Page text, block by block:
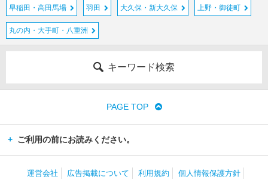
早稲田・高田馬場 羽田 大久保・新大久保 上野・御徒町
丸の内・大手町・八重洲
キーワード検索
PAGE TOP
ご利用の前にお読みください。
運営会社 広告掲載について 利用規約 個人情報保護方針